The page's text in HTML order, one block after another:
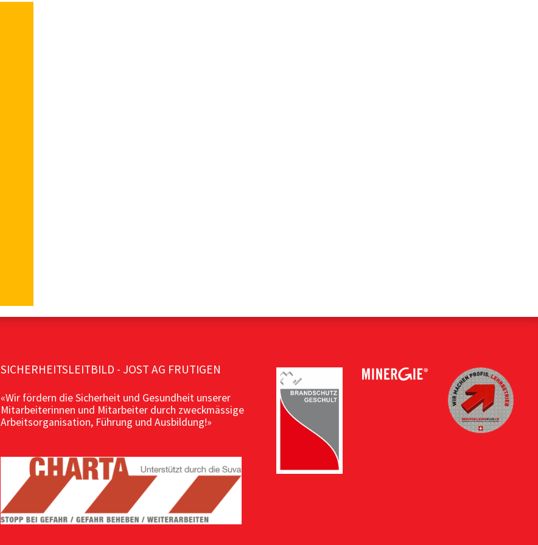
SICHERHEITSLEITBILD - JOST AG FRUTIGEN
«Wir fördern die Sicherheit und Gesundheit unserer
Mitarbeiterinnen und Mitarbeiter durch zweckmässige
Arbeitsorganisation, Führung und Ausbildung!»